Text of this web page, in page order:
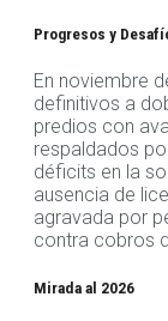
Progresos y
En noviembre
definitivos a
predios con
respaldados
déficits en la
ausencia de
agravada por
contra cobros
Mirada al 2026